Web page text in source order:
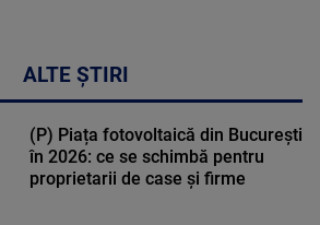
ALTE ȘTIRI
(P) Piața fotovoltaică din București
în 2026: ce se schimbă pentru
proprietarii de case și firme